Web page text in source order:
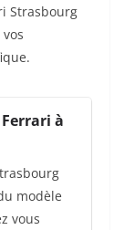
Strasbourg
à
modèle
vous